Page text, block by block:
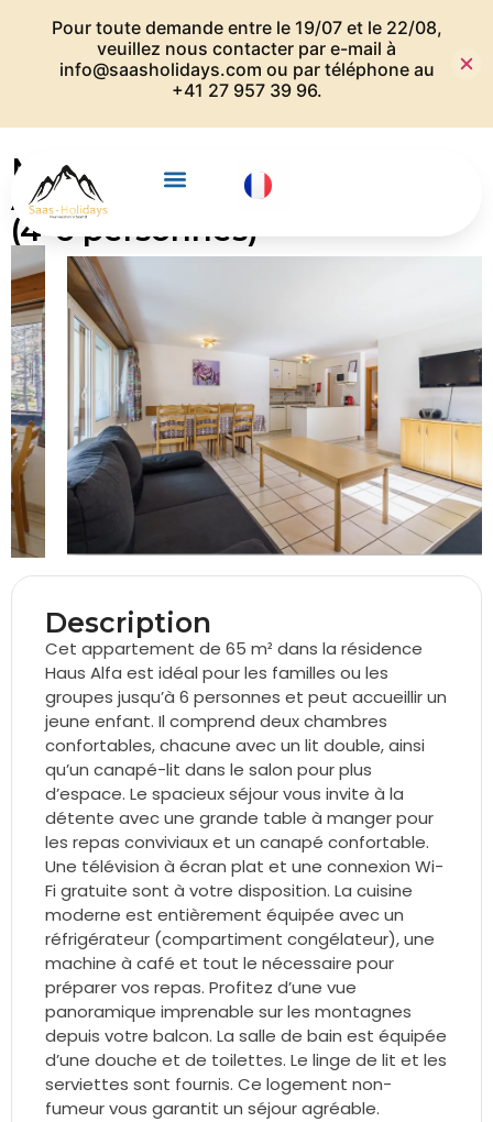
Pour toute demande entre le 19/07 et le 22/08,
veuillez nous contacter par e-mail à
info@saasholidays.com ou par téléphone au
+41 27 957 39 96.
Maison Alfa – 808
Appartements de trois pièces
(4-6 personnes)
Description
Cet appartement de 65 m² dans la résidence
Haus Alfa est idéal pour les familles ou les
groupes jusqu’à 6 personnes et peut accueillir un
jeune enfant. Il comprend deux chambres
confortables, chacune avec un lit double, ainsi
qu’un canapé-lit dans le salon pour plus
d’espace. Le spacieux séjour vous invite à la
détente avec une grande table à manger pour
les repas conviviaux et un canapé confortable.
Une télévision à écran plat et une connexion Wi-
Fi gratuite sont à votre disposition. La cuisine
moderne est entièrement équipée avec un
réfrigérateur (compartiment congélateur), une
machine à café et tout le nécessaire pour
préparer vos repas. Profitez d’une vue
panoramique imprenable sur les montagnes
depuis votre balcon. La salle de bain est équipée
d’une douche et de toilettes. Le linge de lit et les
serviettes sont fournis. Ce logement non-
fumeur vous garantit un séjour agréable.